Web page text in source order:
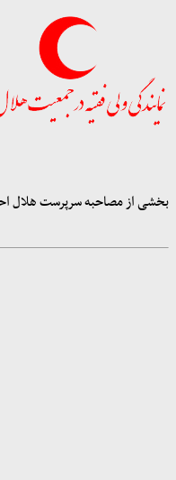
بخشی از مصاحبه سرپرست هلال